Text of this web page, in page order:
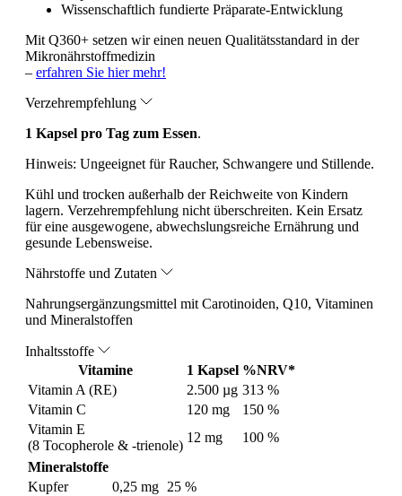
Wissenschaftlich fundierte Präparate-Entwicklung
Mit Q360+ setzen wir einen neuen Qualitätsstandard in der
Mikronährstoffmedizin
– erfahren Sie hier mehr!
Verzehrempfehlung
1 Kapsel pro Tag zum Essen.
Hinweis: Ungeeignet für Raucher, Schwangere und Stillende.
Kühl und trocken außerhalb der Reichweite von Kindern
lagern. Verzehrempfehlung nicht überschreiten. Kein Ersatz
für eine ausgewogene, abwechslungsreiche Ernährung und
gesunde Lebensweise.
Nährstoffe und Zutaten
Nahrungsergänzungsmittel mit Carotinoiden, Q10, Vitaminen
und Mineralstoffen
Inhaltsstoffe
Vitamine
1 Kapsel %NRV*
Vitamin A (RE)
2.500 µg 313 %
Vitamin C
120 mg
150 %
Vitamin E
(8 Tocopherole & -trienole)
12 mg
100 %
Mineralstoffe
Kupfer
0,25 mg 25 %